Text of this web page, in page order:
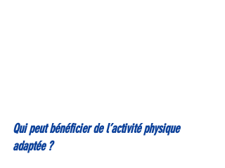
Qui peut bénéficier de l’activité physique
adaptée ?